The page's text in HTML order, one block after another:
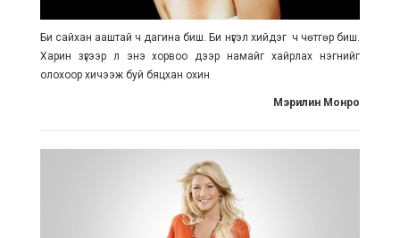
Би сайхан ааштай ч дагина биш. Би нүгэл хийдэг ч чөтгөр биш.
Харин зүгээр л энэ хорвоо дээр намайг хайрлах нэгнийг
олохоор хичээж буй бяцхан охин
Мэрилин Монро